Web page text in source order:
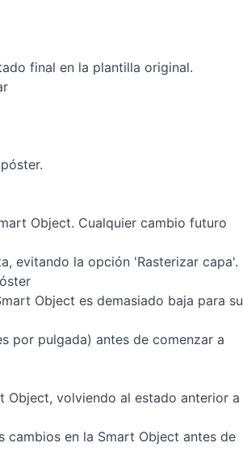
Object. Cualquier cambio futuro
evitando la opción 'Rasterizar capa'.
Object es demasiado baja para su
por pulgada) antes de comenzar a
Object, volviendo al estado anterior a
cambios en la Smart Object antes de